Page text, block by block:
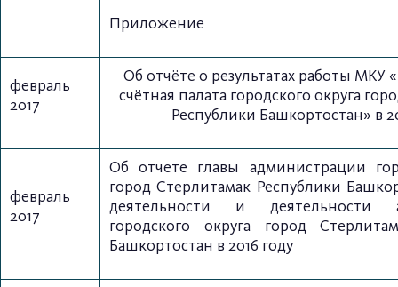
Приложение
февраль
2017
Об отчёте о результатах работы МКУ
счётная палата городского округа
Республики Башкортостан» в
февраль
2017
Об отчете главы администрации
городСтерлитамак Республики
деятельности и деятельности
городского округа город
Башкортостан в 2016 году